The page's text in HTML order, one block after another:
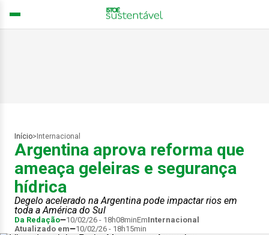
Início> Internacional
Argentina aprova reforma que
ameaça geleiras e segurança
hídrica
Degelo acelerado na Argentina pode impactar rios em
toda a América do Sul
Da Redação 10/02/26 - 18h08minEmInternacional
Atualizado em
10/02/26 - 18h15min